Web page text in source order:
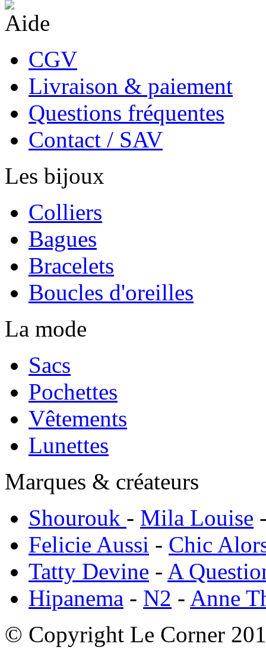
Aide
CGV
Livraison & paiement
Questions fréquentes
Contact / SAV
Les bijoux
Colliers
Bagues
Bracelets
Boucles d'oreilles
La mode
Sacs
Pochettes
Vêtements
Lunettes
Marques & créateurs
Shourouk - Mila Louise
Felicie Aussi - Chic
Tatty Devine - A
Hipanema - N2 - Anne
© Copyright Le Corner